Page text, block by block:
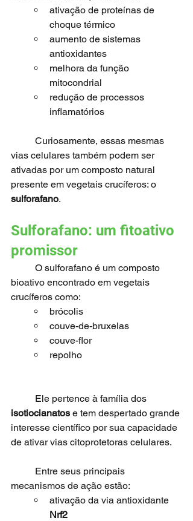
ativação de proteínas de
choque térmico
aumento de sistemas
antioxidantes
melhora da função
mitocondrial
redução de processos
inflamatórios
vias celulares também podem ser
ativadas por um composto natural
presente em vegetais crucíferos: o
sulforafano.
Sulforafano: um fitoativo
promissor
bioativo encontrado em vegetais
crucíferos como:
brócolis
couve-de-bruxelas
couve-flor
repolho
	Ele pertence à família dos
isotiocianatos e tem despertado grande
interesse científico por sua capacidade
de ativar vias citoprotetoras celulares.
mecanismos de ação estão:
ativação da via antioxidante
Nrf2